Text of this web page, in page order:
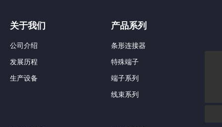
关于我们
公司介绍
发展历程
生产设备
产品系列
条形连接器
特殊端子
端子系列
线束系列